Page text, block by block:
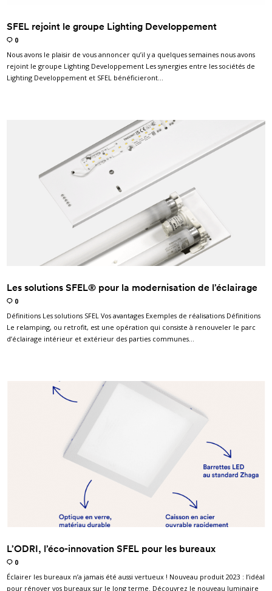
SFEL rejoint le groupe Lighting Developpement
0
Nous avons le plaisir de vous annoncer qu’il y a quelques semaines nous avons
rejoint le groupe Lighting Developpement Les synergies entre les sociétés de
Lighting Developpement et SFEL bénéficieront…
Les solutions SFEL® pour la modernisation de l’éclairage
0
Définitions Les solutions SFEL Vos avantages Exemples de réalisations Définitions
Le relamping, ou retrofit, est une opération qui consiste à renouveler le parc
d’éclairage intérieur et extérieur des parties communes…
L’ODRI, l’éco-innovation SFEL pour les bureaux
0
Éclairer les bureaux n’a jamais été aussi vertueux ! Nouveau produit 2023 : l’idéal
pour rénover vos bureaux sur le long terme. Découvrez le nouveau luminaire